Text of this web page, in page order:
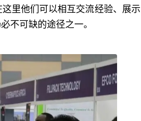
里他们可以相互交流经验、展示
不可缺的途径之一。